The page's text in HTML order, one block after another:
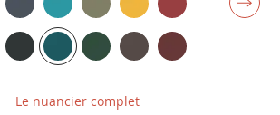
Le nuancier complet